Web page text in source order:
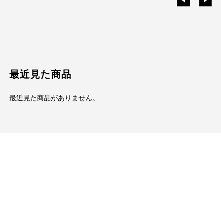
最近見た商品
最近見た商品がありません。